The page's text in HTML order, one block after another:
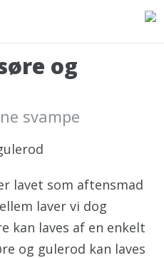
og
svampe
lavet som aftensmad
laver vi dog
kan laves af en enkelt
og gulerod kan laves